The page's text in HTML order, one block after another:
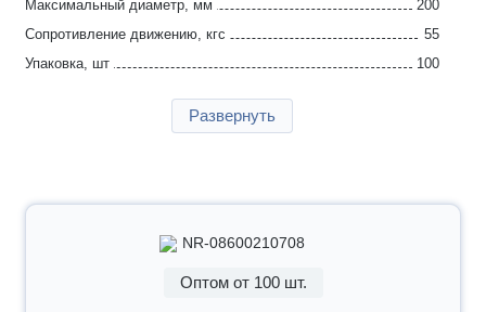
Максимальный диаметр, мм
200
Сопротивление движению, кгс
55
Упаковка, шт
100
Развернуть
NR-08600210708
Оптом от 100 шт.